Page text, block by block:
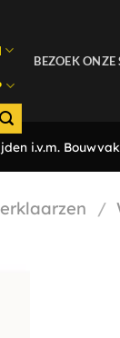
BEZOEK
i.v.m.
/